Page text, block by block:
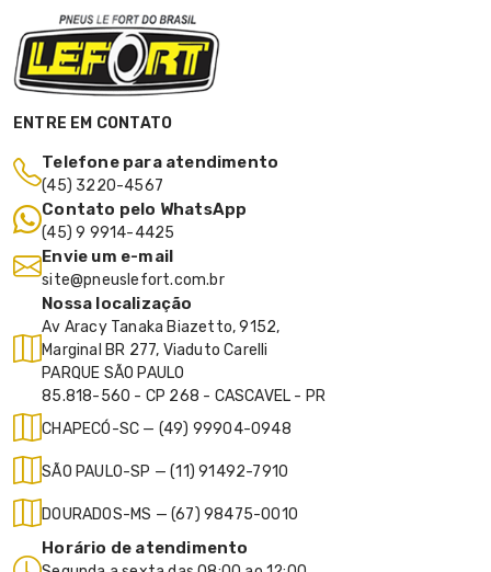
ENTRE EM CONTATO
Telefone para atendimento
(45) 3220-4567
Contato pelo WhatsApp
(45) 9 9914-4425
Envie um e-mail
site@pneuslefort.com.br
Nossa localização
Av Aracy Tanaka Biazetto, 9152,
Marginal BR 277, Viaduto Carelli
PARQUE SÃO PAULO
85.818-560 - CP 268 - CASCAVEL - PR
CHAPECÓ-SC — (49) 99904-0948
SÃO PAULO-SP — (11) 91492-7910
DOURADOS-MS — (67) 98475-0010
Horário de atendimento